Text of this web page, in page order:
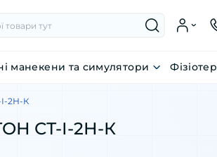
манекени та симулятори
2Н-К
СТ-І-2Н-К